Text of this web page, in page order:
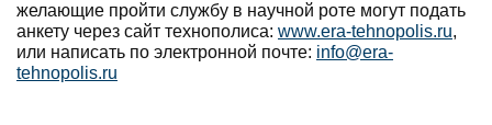
желающие пройти службу в научной роте могут подать
анкету через сайт технополиса: www.era-tehnopolis.ru,
или написать по электронной почте: info@era-
tehnopolis.ru